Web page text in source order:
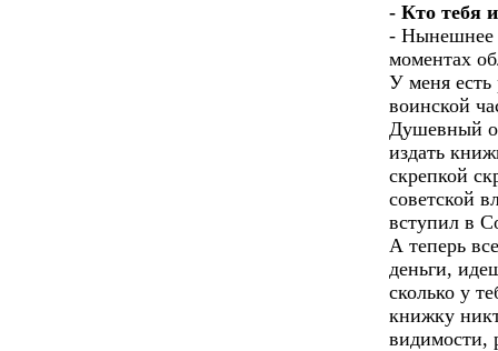
- Кто тебя
- Нынешнее
моментах
У меня есть
воинской
Душевный
издать
скрепкой
советской
вступил в
А теперь
деньги,
сколько у
книжку
видимости,